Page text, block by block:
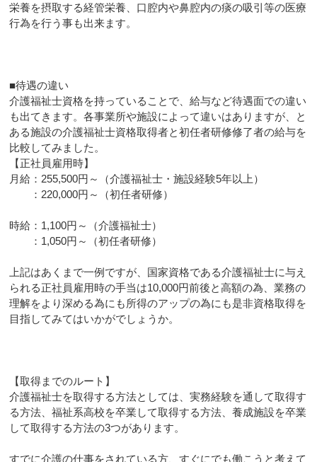
栄養を摂取する経管栄養、口腔内や鼻腔内の痰の吸引等の医療
行為を行う事も出来ます。
■待遇の違い
介護福祉士資格を持っていることで、給与など待遇面での違い
も出てきます。各事業所や施設によって違いはありますが、と
ある施設の介護福祉士資格取得者と初任者研修修了者の給与を
比較してみました。
【正社員雇用時】
月給：255,500円～（介護福祉士・施設経験5年以上）
：220,000円～（初任者研修）
時給：1,100円～（介護福祉士）
：1,050円～（初任者研修）
上記はあくまで一例ですが、国家資格である介護福祉士に与え
られる正社員雇用時の手当は10,000円前後と高額の為、業務の
理解をより深める為にも所得のアップの為にも是非資格取得を
目指してみてはいかがでしょうか。
【取得までのルート】
介護福祉士を取得する方法としては、実務経験を通して取得す
る方法、福祉系高校を卒業して取得する方法、養成施設を卒業
して取得する方法の3つがあります。
すでに介護の仕事をされている方、すぐにでも働こうと考えて